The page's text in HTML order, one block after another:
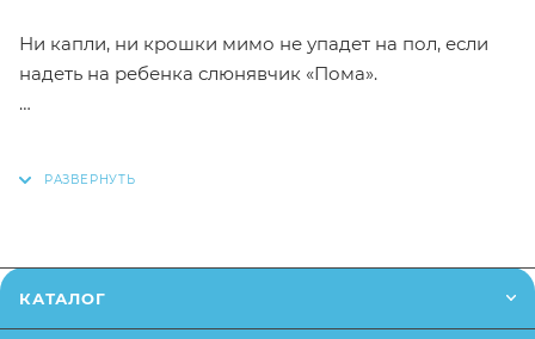
Ни капли, ни крошки мимо не упадет на пол, если
надеть на ребенка слюнявчик «Пома».
КАТАЛОГ